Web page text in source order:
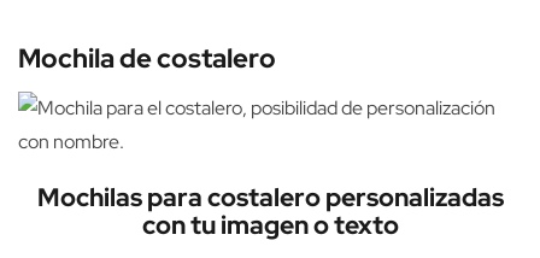
Mochila de costalero
Mochilas para costalero personalizadas
con tu imagen o texto